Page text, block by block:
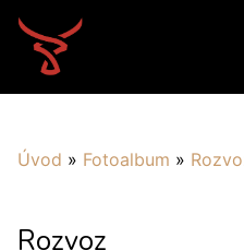
Úvod » Fotoalbum »
Rozvoz